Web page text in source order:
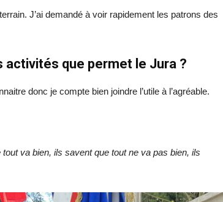
J’ai demandé à voir rapidement les patrons des
que permet le Jura ?
donc je compte bien joindre l’utile à l’agréable.
va bien, ils savent que tout ne va pas bien, ils